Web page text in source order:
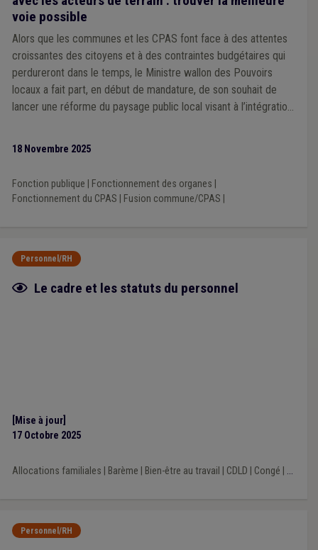
voie possible
Alors que les communes et les CPAS font face à des attentes
croissantes des citoyens et à des contraintes budgétaires qui
perdureront dans le temps, le Ministre wallon des Pouvoirs
locaux a fait part, en début de mandature, de son souhait de
lancer une réforme du paysage public local visant à l’intégration
18 Novembre 2025
Fonction publique Fonctionnement des organes
Fonctionnement du CPAS
Fusion commune/CPAS
Personnel/RH
Fiche focus
Le cadre et les statuts du personnel
[Mise à jour]
17 Octobre 2025
Allocations familiales Barème Bien-être au travail CDLD Congé ...
Personnel/RH